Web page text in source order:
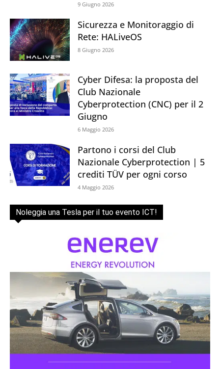
9 Giugno 2026
Sicurezza e Monitoraggio di
Rete: HALiveOS
8 Giugno 2026
Cyber Difesa: la proposta del
Club Nazionale
Cyberprotection (CNC) per il 2
Giugno
6 Maggio 2026
Partono i corsi del Club
Nazionale Cyberprotection | 5
crediti TÜV per ogni corso
4 Maggio 2026
Noleggia una Tesla per il tuo evento ICT!